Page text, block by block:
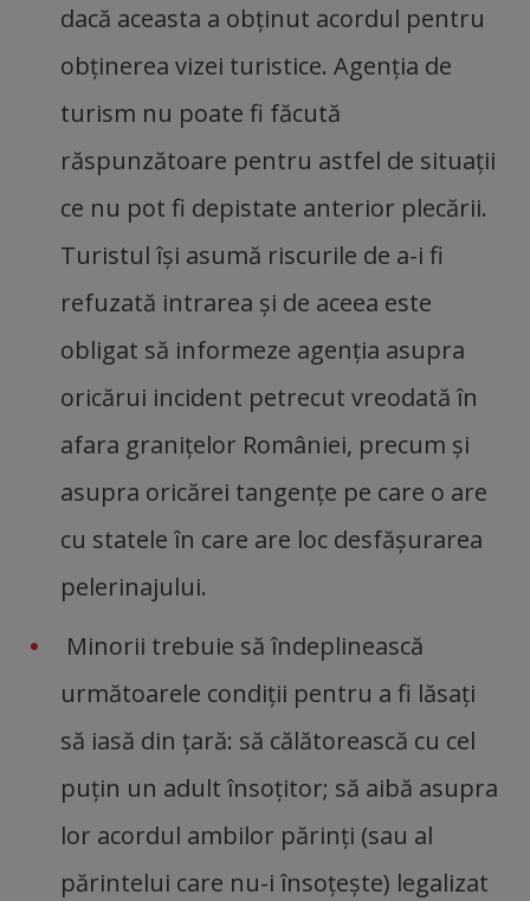
dacă aceasta a obţinut acordul pentru
obţinerea vizei turistice. Agenţia de
turism nu poate fi făcută
răspunzătoare pentru astfel de situaţii
ce nu pot fi depistate anterior plecării.
Turistul îşi asumă riscurile de a-i fi
refuzată intrarea şi de aceea este
obligat să informeze agenţia asupra
oricărui incident petrecut vreodată în
afara graniţelor României, precum şi
asupra oricărei tangenţe pe care o are
cu statele în care are loc desfăşurarea
pelerinajului.
Minorii trebuie să îndeplinească
următoarele condiţii pentru a fi lăsaţi
să iasă din ţară: să călătorească cu cel
puţin un adult însoţitor; să aibă asupra
lor acordul ambilor părinţi (sau al
părintelui care nu-i însoţeşte) legalizat